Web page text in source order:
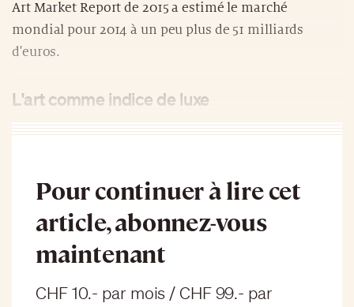
Art Market Report de 2015 a estimé le marché
mondial pour 2014 à un peu plus de 51 milliards
d'euros.
L'art comme indice de luxe
Pour continuer à lire cet
article, abonnez-vous
maintenant
CHF 10.- par mois / CHF 99.- par